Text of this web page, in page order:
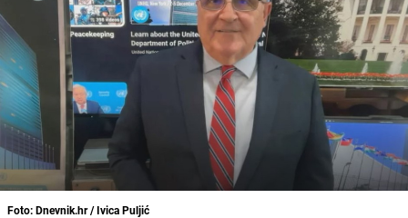
Foto: Dnevnik.hr / Ivica Puljić